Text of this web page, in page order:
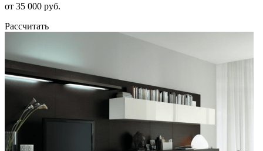
от 35 000 руб.
Рассчитать